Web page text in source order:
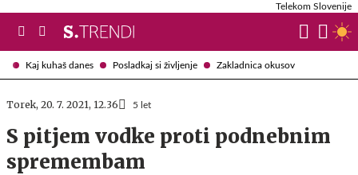
Kaj kuhaš danes Posladkaj si življenje Zakladnica okusov
Telekom Slovenije
Torek, 20. 7. 2021, 12.36 5 let
S pitjem vodke proti podnebnim
spremembam